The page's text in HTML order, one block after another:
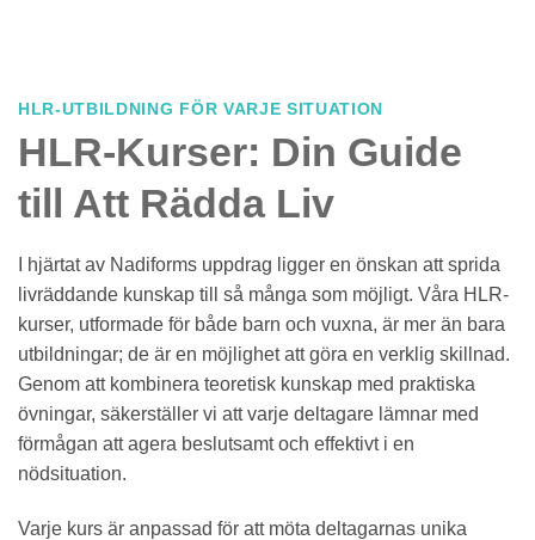
HLR-UTBILDNING FÖR VARJE SITUATION
HLR-Kurser: Din Guide
till Att Rädda Liv
I hjärtat av Nadiforms uppdrag ligger en önskan att sprida
livräddande kunskap till så många som möjligt. Våra HLR-
kurser, utformade för både barn och vuxna, är mer än bara
utbildningar; de är en möjlighet att göra en verklig skillnad.
Genom att kombinera teoretisk kunskap med praktiska
övningar, säkerställer vi att varje deltagare lämnar med
förmågan att agera beslutsamt och effektivt i en
nödsituation.
Varje kurs är anpassad för att möta deltagarnas unika